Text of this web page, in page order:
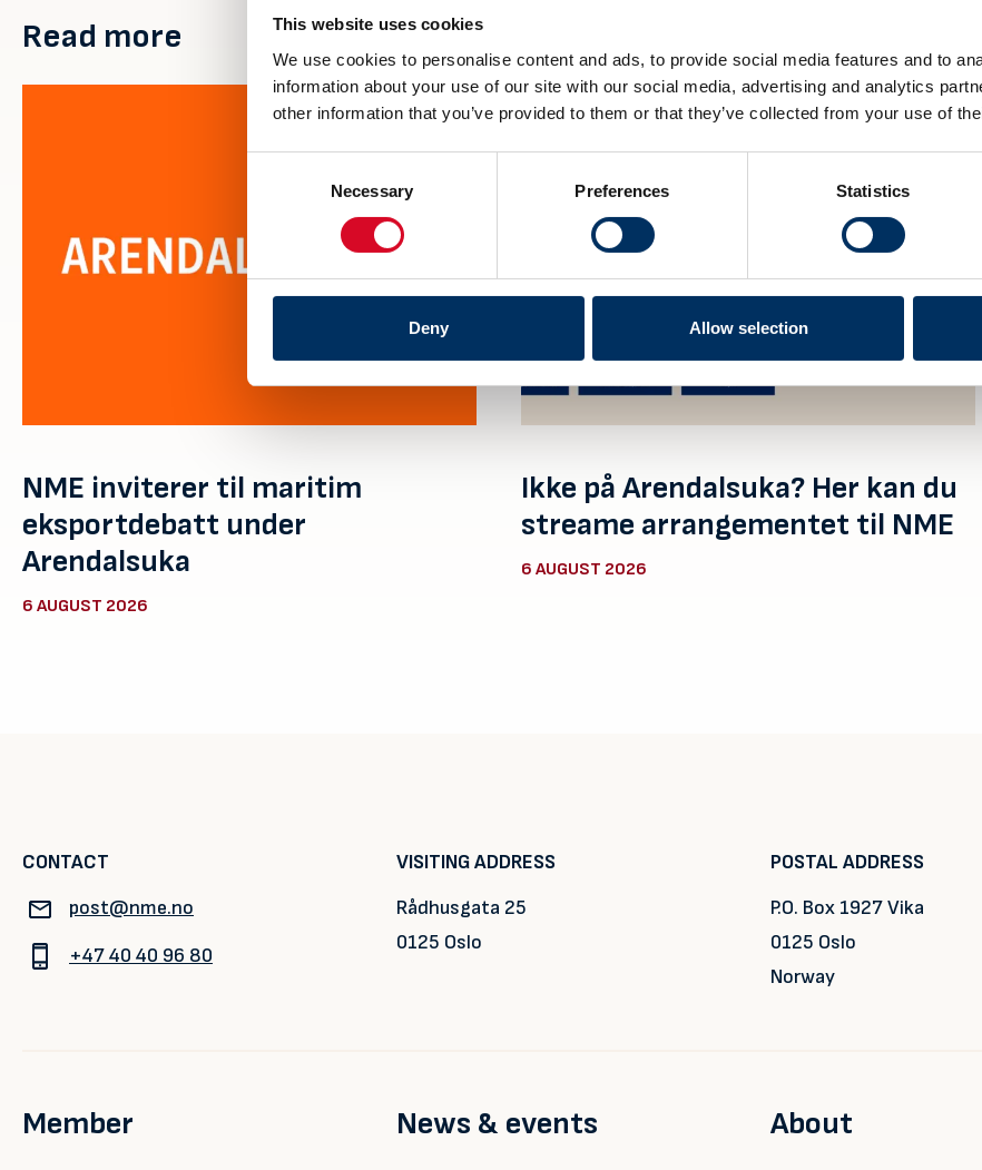
This website uses cookies
We use cookies to personalise content and ads, to provide social media features and to
information about your use of our site with our social media, advertising and analytics
other information that you’ve provided to them or that they’ve collected from your use of
Necessary Preferences Statistics
Deny Allow selection
Read more
NME inviterer til maritim
eksportdebatt under
Arendalsuka
6 AUGUST 2026
Ikke på Arendalsuka? Her kan du
streame arrangementet til NME
6 AUGUST 2026
CONTACT
post@nme.no
+47 40 40 96 80
VISITING ADDRESS
Rådhusgata 25
0125 Oslo
POSTAL ADDRESS
P.O. Box 1927 Vika
0125 Oslo
Norway
Member News & events About